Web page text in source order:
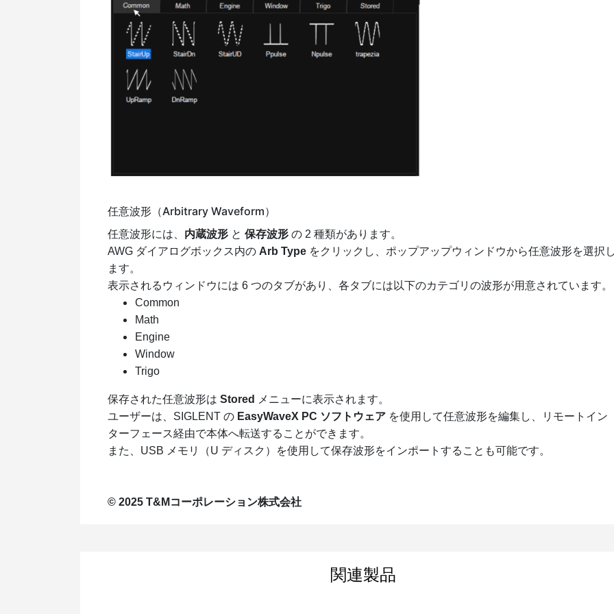
任意波形（Arbitrary Waveform）
任意波形には、 内蔵波形 と 保存波形 の 2 種類があります。
AWG ダイアログボックス内の Arb Type をクリックし、 ポップアップウィンドウから任意波形を選択
ます。
表示されるウィンドウには 6 つのタブがあり、 各タブには以下のカテゴリの波形が用意されています。
Common
Math
Engine
Window
Trigo
保存された任意波形は Stored
メニューに表示されます。
ユーザーは、SIGLENT の EasyWaveX PC ソフトウェア を使用して任意波形を編集し、
リモートイン
ターフェース経由で本体へ転送することができます。
また、USB メモリ（U ディスク）を使用して保存波形をインポートすることも可能です。
© 2025 T&Mコーポレーション株式会社
関連製品